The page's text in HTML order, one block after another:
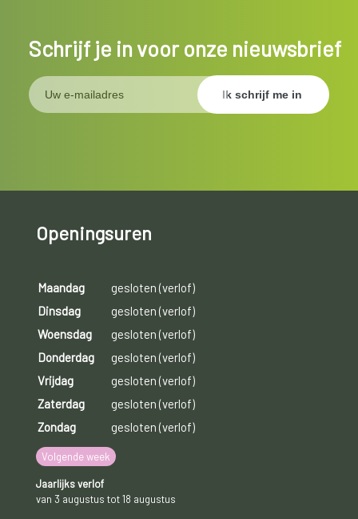
Schrijf je in voor onze nieuwsbrief
Openingsuren
Maandag
gesloten (verlof)
Dinsdag
gesloten (verlof)
Woensdag
gesloten (verlof)
Donderdag
gesloten (verlof)
Vrijdag
gesloten (verlof)
Zaterdag
gesloten (verlof)
Zondag
gesloten (verlof)
Volgende week
Jaarlijks verlof
van 3 augustus tot 18 augustus